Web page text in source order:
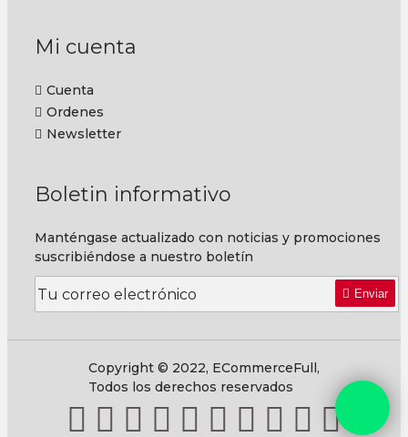
Mi cuenta
Cuenta
Ordenes
Newsletter
Boletin informativo
Manténgase actualizado con noticias y promociones
suscribiéndose a nuestro boletín
Enviar
Copyright © 2022, ECommerceFull,
Todos los derechos reservados